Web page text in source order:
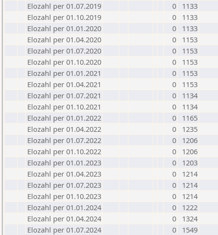
Elozahl per 01.07.2019
0
1133
Elozahl per 01.10.2019
0
1133
Elozahl per 01.01.2020
0
1133
Elozahl per 01.04.2020
0
1153
Elozahl per 01.07.2020
0
1153
Elozahl per 01.10.2020
0
1153
Elozahl per 01.01.2021
0
1153
Elozahl per 01.04.2021
0
1153
Elozahl per 01.07.2021
0
1134
Elozahl per 01.10.2021
0
1134
Elozahl per 01.01.2022
0
1165
Elozahl per 01.04.2022
0
1235
Elozahl per 01.07.2022
0
1206
Elozahl per 01.10.2022
0
1206
Elozahl per 01.01.2023
0
1203
Elozahl per 01.04.2023
0
1214
Elozahl per 01.07.2023
0
1214
Elozahl per 01.10.2023
0
1214
Elozahl per 01.01.2024
0
1222
Elozahl per 01.04.2024
0
1324
Elozahl per 01.07.2024
0
1549